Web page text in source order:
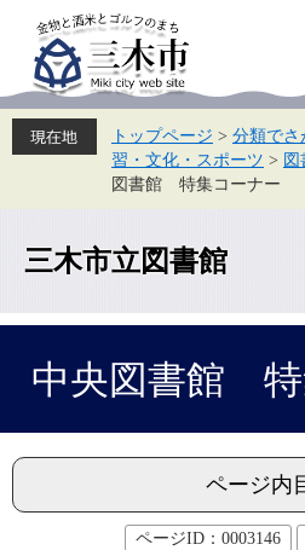
先
頭
を
飛
本
トップページ > 分類でさ
習・文化・スポーツ > 図
図書館 特集コーナー
三木市立図書館
中央図書館 特
ページ内
ページID：0003146